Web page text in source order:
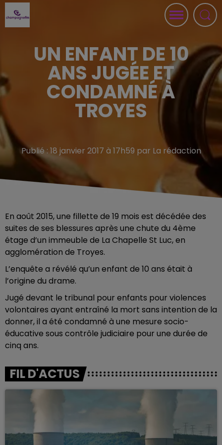
UN ENFANT DE 10
ANS JUGÉE ET
CONDAMNÉ À
TROYES
Publié : 18 janvier 2017 à 17h59 par La rédaction
En août 2015, une fillette de 19 mois est décédée des
suites de ses blessures après une chute du 4ème
étage d’un immeuble de La Chapelle St Luc, en
agglomération de Troyes.
L’enquête a révélé qu’un enfant de 10 ans était à
l’origine du drame.
Jugé devant le tribunal pour enfants pour violences
volontaires ayant entraîné la mort sans intention de la
donner, il a été condamné à une mesure socio-
éducative sous contrôle judiciaire pour une durée de
cinq ans.
FIL D'ACTUS